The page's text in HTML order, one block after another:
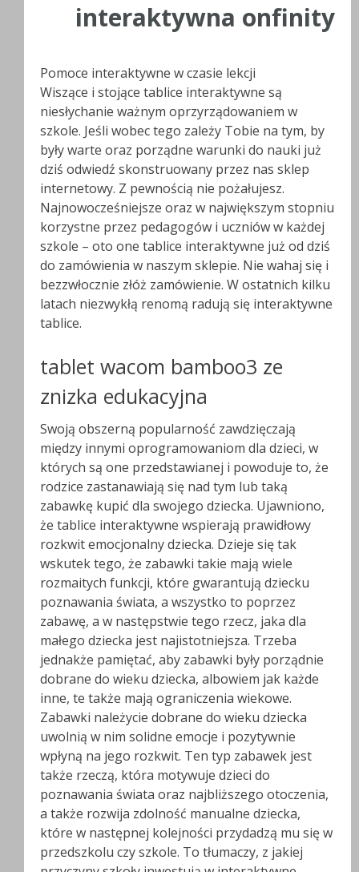
interaktywna onfinity
Pomoce interaktywne w czasie lekcji
Wiszące i stojące tablice interaktywne są
niesłychanie ważnym oprzyrządowaniem w
szkole. Jeśli wobec tego zależy Tobie na tym, by
były warte oraz porządne warunki do nauki już
dziś odwiedź skonstruowany przez nas sklep
internetowy. Z pewnością nie pożałujesz.
Najnowocześniejsze oraz w największym stopniu
korzystne przez pedagogów i uczniów w każdej
szkole – oto one tablice interaktywne już od dziś
do zamówienia w naszym sklepie. Nie wahaj się i
bezzwłocznie złóż zamówienie. W ostatnich kilku
latach niezwykłą renomą radują się interaktywne
tablice.
tablet wacom bamboo3 ze
znizka edukacyjna
Swoją obszerną popularność zawdzięczają
między innymi oprogramowaniom dla dzieci, w
których są one przedstawianej i powoduje to, że
rodzice zastanawiają się nad tym lub taką
zabawkę kupić dla swojego dziecka. Ujawniono,
że tablice interaktywne wspierają prawidłowy
rozkwit emocjonalny dziecka. Dzieje się tak
wskutek tego, że zabawki takie mają wiele
rozmaitych funkcji, które gwarantują dziecku
poznawania świata, a wszystko to poprzez
zabawę, a w następstwie tego rzecz, jaka dla
małego dziecka jest najistotniejsza. Trzeba
jednakże pamiętać, aby zabawki były porządnie
dobrane do wieku dziecka, albowiem jak każde
inne, te także mają ograniczenia wiekowe.
Zabawki należycie dobrane do wieku dziecka
uwolnią w nim solidne emocje i pozytywnie
wpłyną na jego rozkwit. Ten typ zabawek jest
także rzeczą, która motywuje dzieci do
poznawania świata oraz najbliższego otoczenia,
a także rozwija zdolność manualne dziecka,
które w następnej kolejności przydadzą mu się w
przedszkolu czy szkole. To tłumaczy, z jakiej